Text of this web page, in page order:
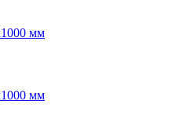
мм
мм